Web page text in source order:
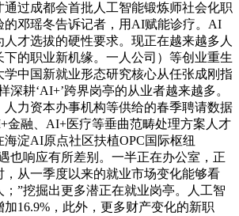
过成都会首批人工智能锻炼师社会化职
的邓瑶冬告诉记者，用AI赋能诊疗。AI
才选拔的硬性要求。现正在越来越多人
下的职业新机缘。一人公司）等创业重生
学中国新就业形态研究核心从任张成刚指
深耕‘AI+’跨界岗亭的从业者越来越多。
人力资本办事机构等供给的春季聘请数据
金融、AI+医疗等垂曲范畴处理方案人才
淀AI原点社区扶植OPC国际枢纽
也响应有所差别。一半正在办公室，正
，从一季度以来的就业市场变化能够看
；”挖掘出更多潜正在就业岗亭。人工智
16.9%，此外，更多财产变化的新职